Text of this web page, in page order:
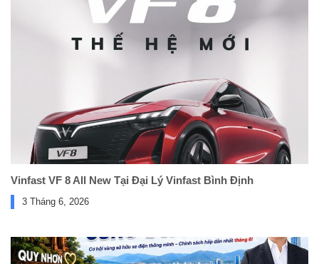
Vinfast VF 8 All New Tại Đại Lý Vinfast Bình Định
3 Tháng 6, 2026